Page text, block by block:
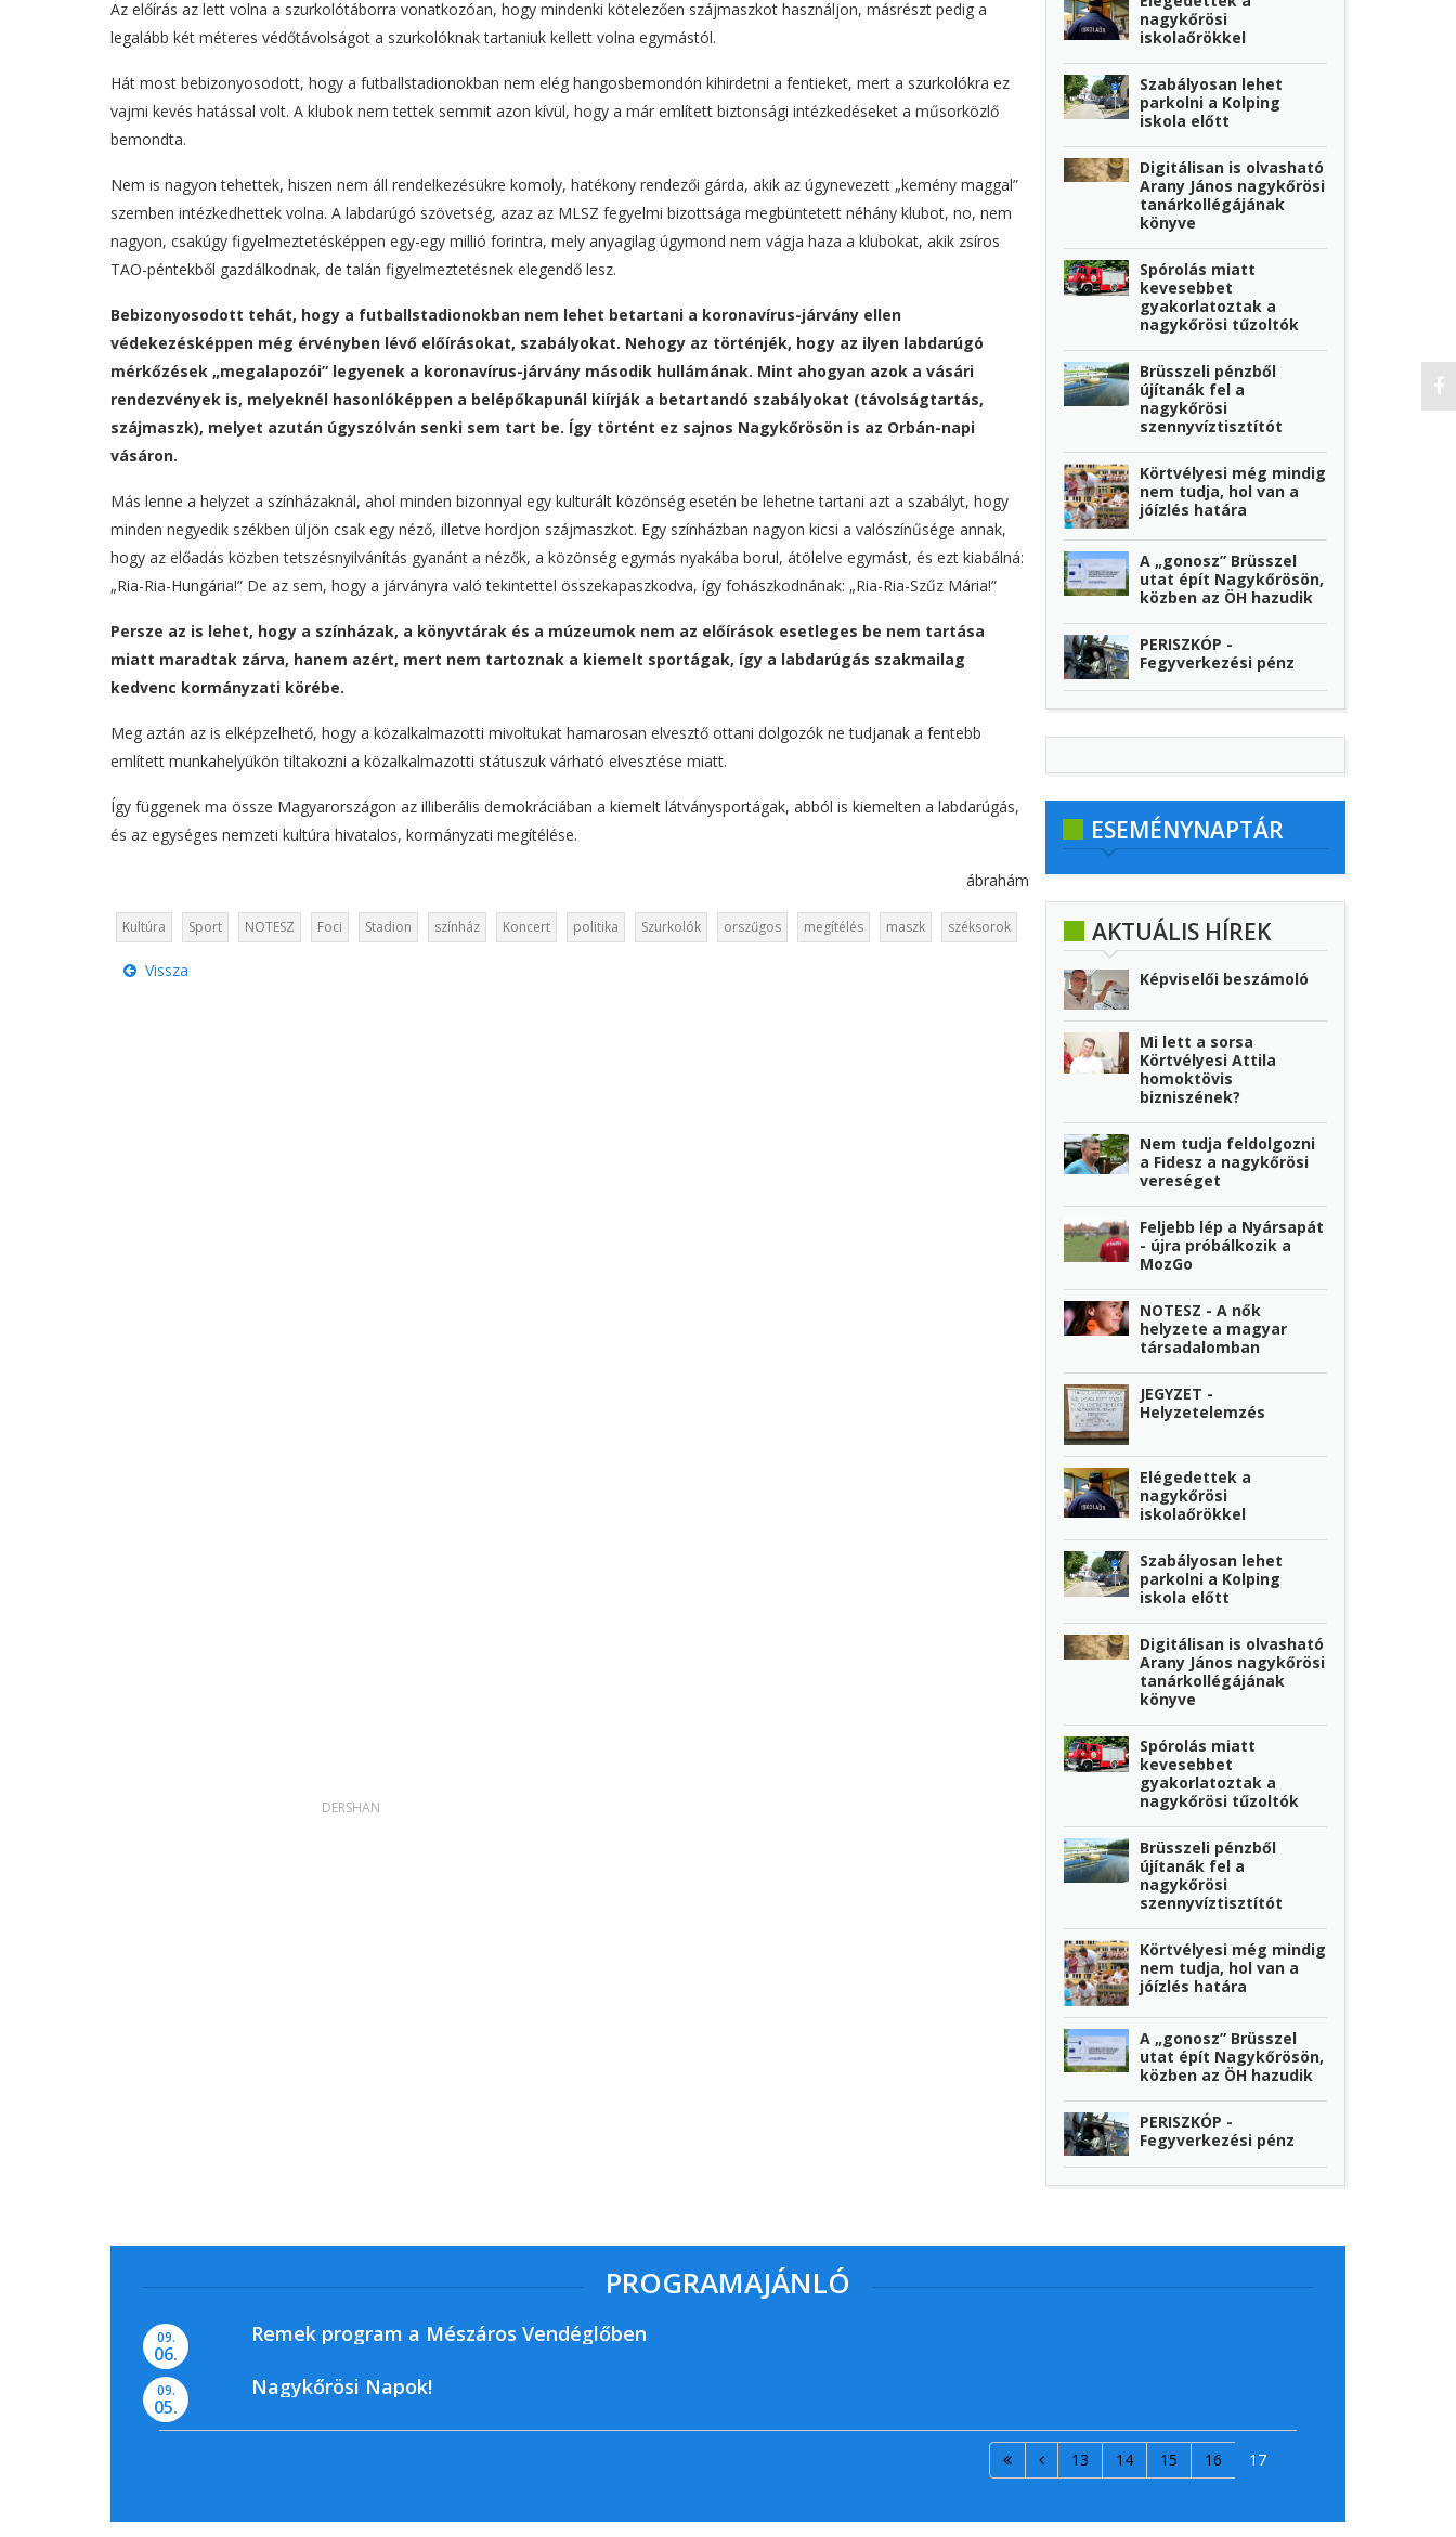
Az előírás az lett volna a szurkolótáborra vonatkozóan, hogy mindenki kötelezően szájmaszkot használjon, másrészt pedig a
legalább két méteres védőtávolságot a szurkolóknak tartaniuk kellett volna egymástól.
Hát most bebizonyosodott, hogy a futballstadionokban nem elég hangosbemondón kihirdetni a fentieket, mert a szurkolókra ez
vajmi kevés hatással volt. A klubok nem tettek semmit azon kívül, hogy a már említett biztonsági intézkedéseket a műsorközlő
bemondta.
Nem is nagyon tehettek, hiszen nem áll rendelkezésükre komoly, hatékony rendezői gárda, akik az úgynevezett „kemény maggal”
szemben intézkedhettek volna. A labdarúgó szövetség, azaz az MLSZ fegyelmi bizottsága megbüntetett néhány klubot, no, nem
nagyon, csakúgy figyelmeztetésképpen egy-egy millió forintra, mely anyagilag úgymond nem vágja haza a klubokat, akik zsíros
TAO-péntekből gazdálkodnak, de talán figyelmeztetésnek elegendő lesz.
Bebizonyosodott tehát, hogy a futballstadionokban nem lehet betartani a koronavírus-járvány ellen
védekezésképpen még érvényben lévő előírásokat, szabályokat. Nehogy az történjék, hogy az ilyen labdarúgó
mérkőzések „megalapozói” legyenek a koronavírus-járvány második hullámának. Mint ahogyan azok a vásári
rendezvények is, melyeknél hasonlóképpen a belépőkapunál kiírják a betartandó szabályokat (távolságtartás,
szájmaszk), melyet azután úgyszólván senki sem tart be. Így történt ez sajnos Nagykőrösön is az Orbán-napi
vásáron.
Más lenne a helyzet a színházaknál, ahol minden bizonnyal egy kulturált közönség esetén be lehetne tartani azt a szabályt, hogy
minden negyedik székben üljön csak egy néző, illetve hordjon szájmaszkot. Egy színházban nagyon kicsi a valószínűsége annak,
hogy az előadás közben tetszésnyilvánítás gyanánt a nézők, a közönség egymás nyakába borul, átölelve egymást, és ezt kiabálná:
„Ria-Ria-Hungária!” De az sem, hogy a járványra való tekintettel összekapaszkodva, így fohászkodnának: „Ria-Ria-Szűz Mária!”
Persze az is lehet, hogy a színházak, a könyvtárak és a múzeumok nem az előírások esetleges be nem tartása
miatt maradtak zárva, hanem azért, mert nem tartoznak a kiemelt sportágak, így a labdarúgás szakmailag
kedvenc kormányzati körébe.
Meg aztán az is elképzelhető, hogy a közalkalmazotti mivoltukat hamarosan elvesztő ottani dolgozók ne tudjanak a fentebb
említett munkahelyükön tiltakozni a közalkalmazotti státuszuk várható elvesztése miatt.
Így függenek ma össze Magyarországon az illiberális demokráciában a kiemelt látványsportágak, abból is kiemelten a labdarúgás,
és az egységes nemzeti kultúra hivatalos, kormányzati megítélése.
ábrahám
Kultúra Sport NOTESZ Foci Stadion színház Koncert politika Szurkolók orszűgos megítélés maszk széksorok
Vissza
nagykőrösi
iskolaőrökkel
Szabályosan lehet
parkolni a Kolping
iskola előtt
Digitálisan is olvasható
Arany János nagykőrösi
tanárkollégájának
könyve
Spórolás miatt
kevesebbet
gyakorlatoztak a
nagykőrösi tűzoltók
Brüsszeli pénzből
újítanák fel a
nagykőrösi
szennyvíztisztítót
Körtvélyesi még mindig
nem tudja, hol van a
jóízlés határa
A „gonosz” Brüsszel
utat épít Nagykőrösön,
közben az ÖH hazudik
PERISZKÓP -
Fegyverkezési pénz
ESEMÉNYNAPTÁR
AKTUÁLIS HÍREK
Képviselői beszámoló
Mi lett a sorsa
Körtvélyesi Attila
homoktövis
bizniszének?
Nem tudja feldolgozni
a Fidesz a nagykőrösi
vereséget
Feljebb lép a Nyársapát
- újra próbálkozik a
MozGo
NOTESZ - A nők
helyzete a magyar
társadalomban
JEGYZET -
Helyzetelemzés
Elégedettek a
nagykőrösi
iskolaőrökkel
Szabályosan lehet
parkolni a Kolping
iskola előtt
Digitálisan is olvasható
Arany János nagykőrösi
tanárkollégájának
könyve
Spórolás miatt
kevesebbet
gyakorlatoztak a
nagykőrösi tűzoltók
Brüsszeli pénzből
újítanák fel a
nagykőrösi
szennyvíztisztítót
Körtvélyesi még mindig
nem tudja, hol van a
jóízlés határa
A „gonosz” Brüsszel
utat épít Nagykőrösön,
közben az ÖH hazudik
PERISZKÓP -
Fegyverkezési pénz
PROGRAMAJÁNLÓ
09.
06.
Remek program a Mészáros Vendéglőben
09.
05.
Nagykőrösi Napok!
13 14 15 16 17
DERSHAN